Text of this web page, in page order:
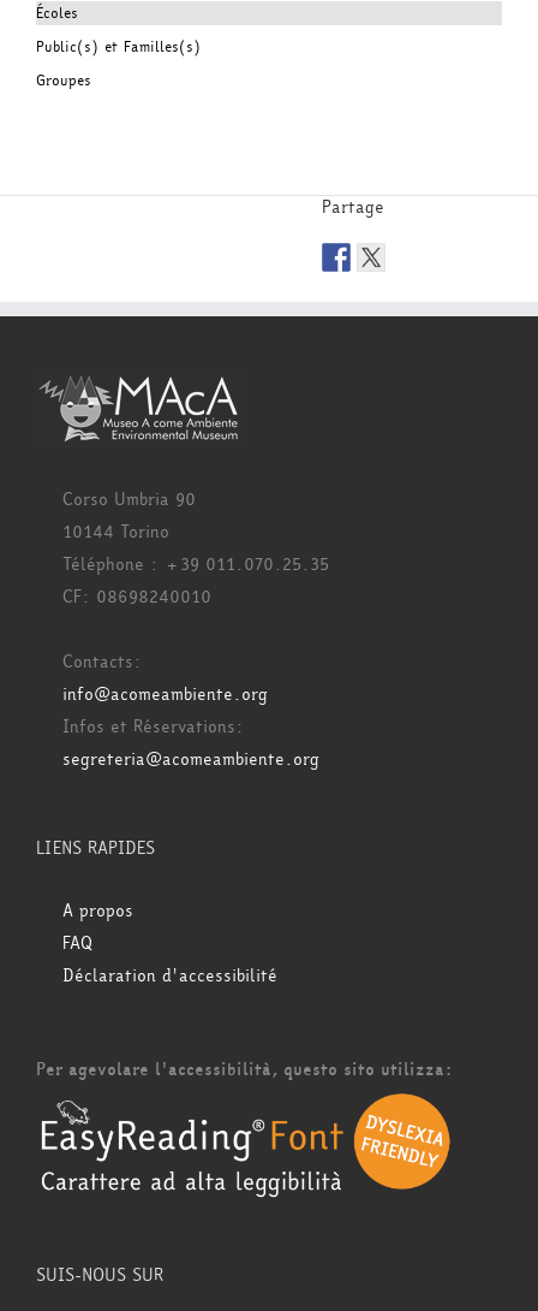
Écoles
Public(s) et Familles(s)
Groupes
Partage
Corso Umbria 90
10144 Torino
Téléphone : +39 011.070.25.35
CF: 08698240010
Contacts:
info@acomeambiente.org
Infos et Réservations:
segreteria@acomeambiente.org
LIENS RAPIDES
A propos
FAQ
Déclaration d'accessibilité
Per agevolare l'accessibilità, questo sito utilizza:
SUIS-NOUS SUR